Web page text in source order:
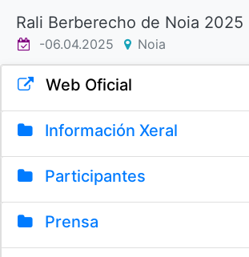
Rali Berberecho de Noia 2025
-06.04.2025 Noia
Web Oficial
Información Xeral
Participantes
Prensa